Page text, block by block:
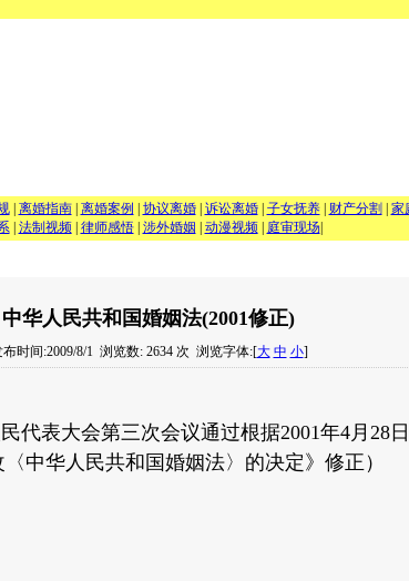
离婚指南 离婚案例 协议离婚 诉讼离婚 子女抚养 财产分割 家
法制视频 律师感悟 涉外婚姻 动漫视频| 庭审现场|
中华人民共和国婚姻法(2001修正)
布时间:2009/8/1 浏览数: 2634 次 浏览字体:[大 中 小]
表大会第三次会议通过根据2001年4月28
中华人民共和国婚姻法〉的决定》修正）